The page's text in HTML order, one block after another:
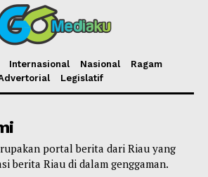
Internasional Nasional
Ragam
Legislatif
portal berita dari Riau yang
berita Riau di dalam genggaman.